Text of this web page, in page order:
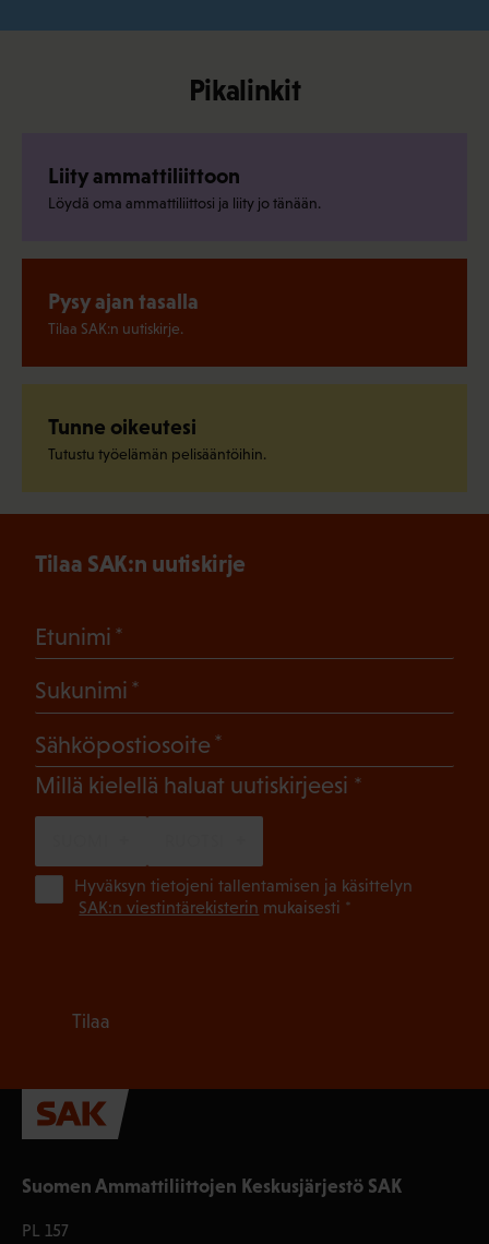
Pikalinkit
Liity ammattiliittoon
Löydä oma ammattiliittosi ja liity jo tänään.
Pysy ajan tasalla
Tilaa SAK:n uutiskirje.
Tunne oikeutesi
Tutustu työelämän pelisääntöihin.
Suomen Ammattiliittojen Keskusjärjestö SAK
PL 157
Tilaa SAK:n uutiskirje
Etunimi
Sukunimi
Sähköpostiosoite
Millä kielellä haluat uutiskirjeesi (Pakollinen)
Hyväksyn tietojeni tallentamisen ja käsittelyn
SAK:n viestintärekisterin mukaisesti *
Tilaa